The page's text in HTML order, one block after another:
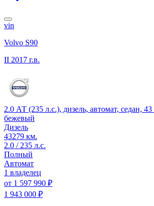
vin
Volvo S90
II 2017 г.в.
2.0 АТ (235 л.с.), дизель, автомат, седан,
бежевый
Дизель
43279 км.
2.0 / 235 л.с.
Полный
Автомат
1 владелец
от 1 597 990 ₽
1 943 000 ₽